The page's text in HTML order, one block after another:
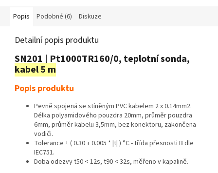
Popis
Podobné (6) Diskuze
Detailní popis produktu
SN201 | Pt1000TR160/0, teplotní sonda,
kabel 5 m
Popis produktu
Pevně spojená se stíněným PVC kabelem 2 x 0.14mm2.
Délka polyamidového pouzdra 20mm, průměr pouzdra
6mm, průměr kabelu 3,5mm, bez konektoru, zakončena
vodiči.
Tolerance ± ( 0.30 + 0.005 * |t| ) °C - třída přesnosti B dle
IEC751.
Doba odezvy t50 < 12s, t90 < 32s, měřeno v kapalině.